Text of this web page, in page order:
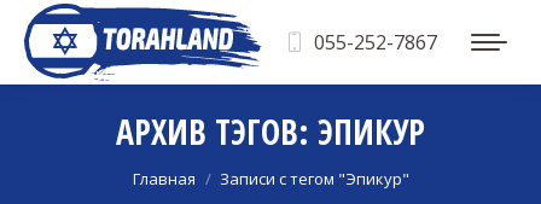
055-252-7867
АРХИВ ТЭГОВ: ЭПИКУР
Вы здесь:
Главная Записи с тегом "Эпикур"